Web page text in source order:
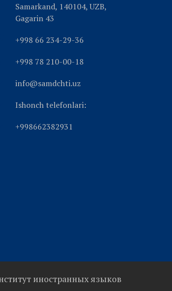
Samarkand, 140104, UZB,
Gagarin 43
+998 66 234-29-36
+998 78 210-00-18
info@samdchti.uz
Ishonch telefonlari:
+998662382931
иностранных языков